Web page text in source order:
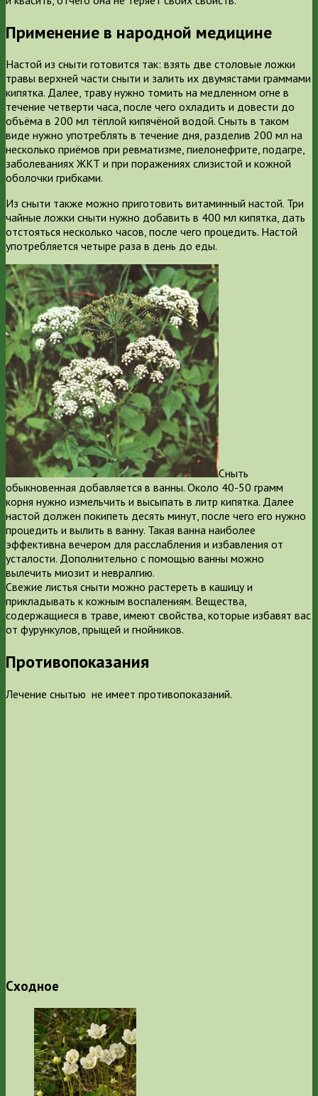
Применение в народной медицине
Настой из сныти готовится так: взять две столовые ложки
травы верхней части сныти и залить их двумястами граммами
кипятка. Далее, траву нужно томить на медленном огне в
течение четверти часа, после чего охладить и довести до
объёма в 200 мл тёплой кипячёной водой. Сныть в таком
виде нужно употреблять в течение дня, разделив 200 мл на
несколько приёмов при ревматизме, пиелонефрите, подагре,
заболеваниях ЖКТ и при поражениях слизистой и кожной
оболочки грибками.
Из сныти также можно приготовить витаминный настой. Три
чайные ложки сныти нужно добавить в 400 мл кипятка, дать
отстояться несколько часов, после чего процедить. Настой
употребляется четыре раза в день до еды.
Сныть
обыкновенная добавляется в ванны. Около 40-50 грамм
корня нужно измельчить и высыпать в литр кипятка. Далее
настой должен покипеть десять минут, после чего его нужно
процедить и вылить в ванну. Такая ванна наиболее
эффективна вечером для расслабления и избавления от
усталости. Дополнительно с помощью ванны можно
вылечить миозит и невралгию.
Свежие листья сныти можно растереть в кашицу и
прикладывать к кожным воспалениям. Вещества,
содержащиеся в траве, имеют свойства, которые избавят вас
от фурункулов, прыщей и гнойников.
Противопоказания
Лечение снытью не имеет противопоказаний.
Сходное